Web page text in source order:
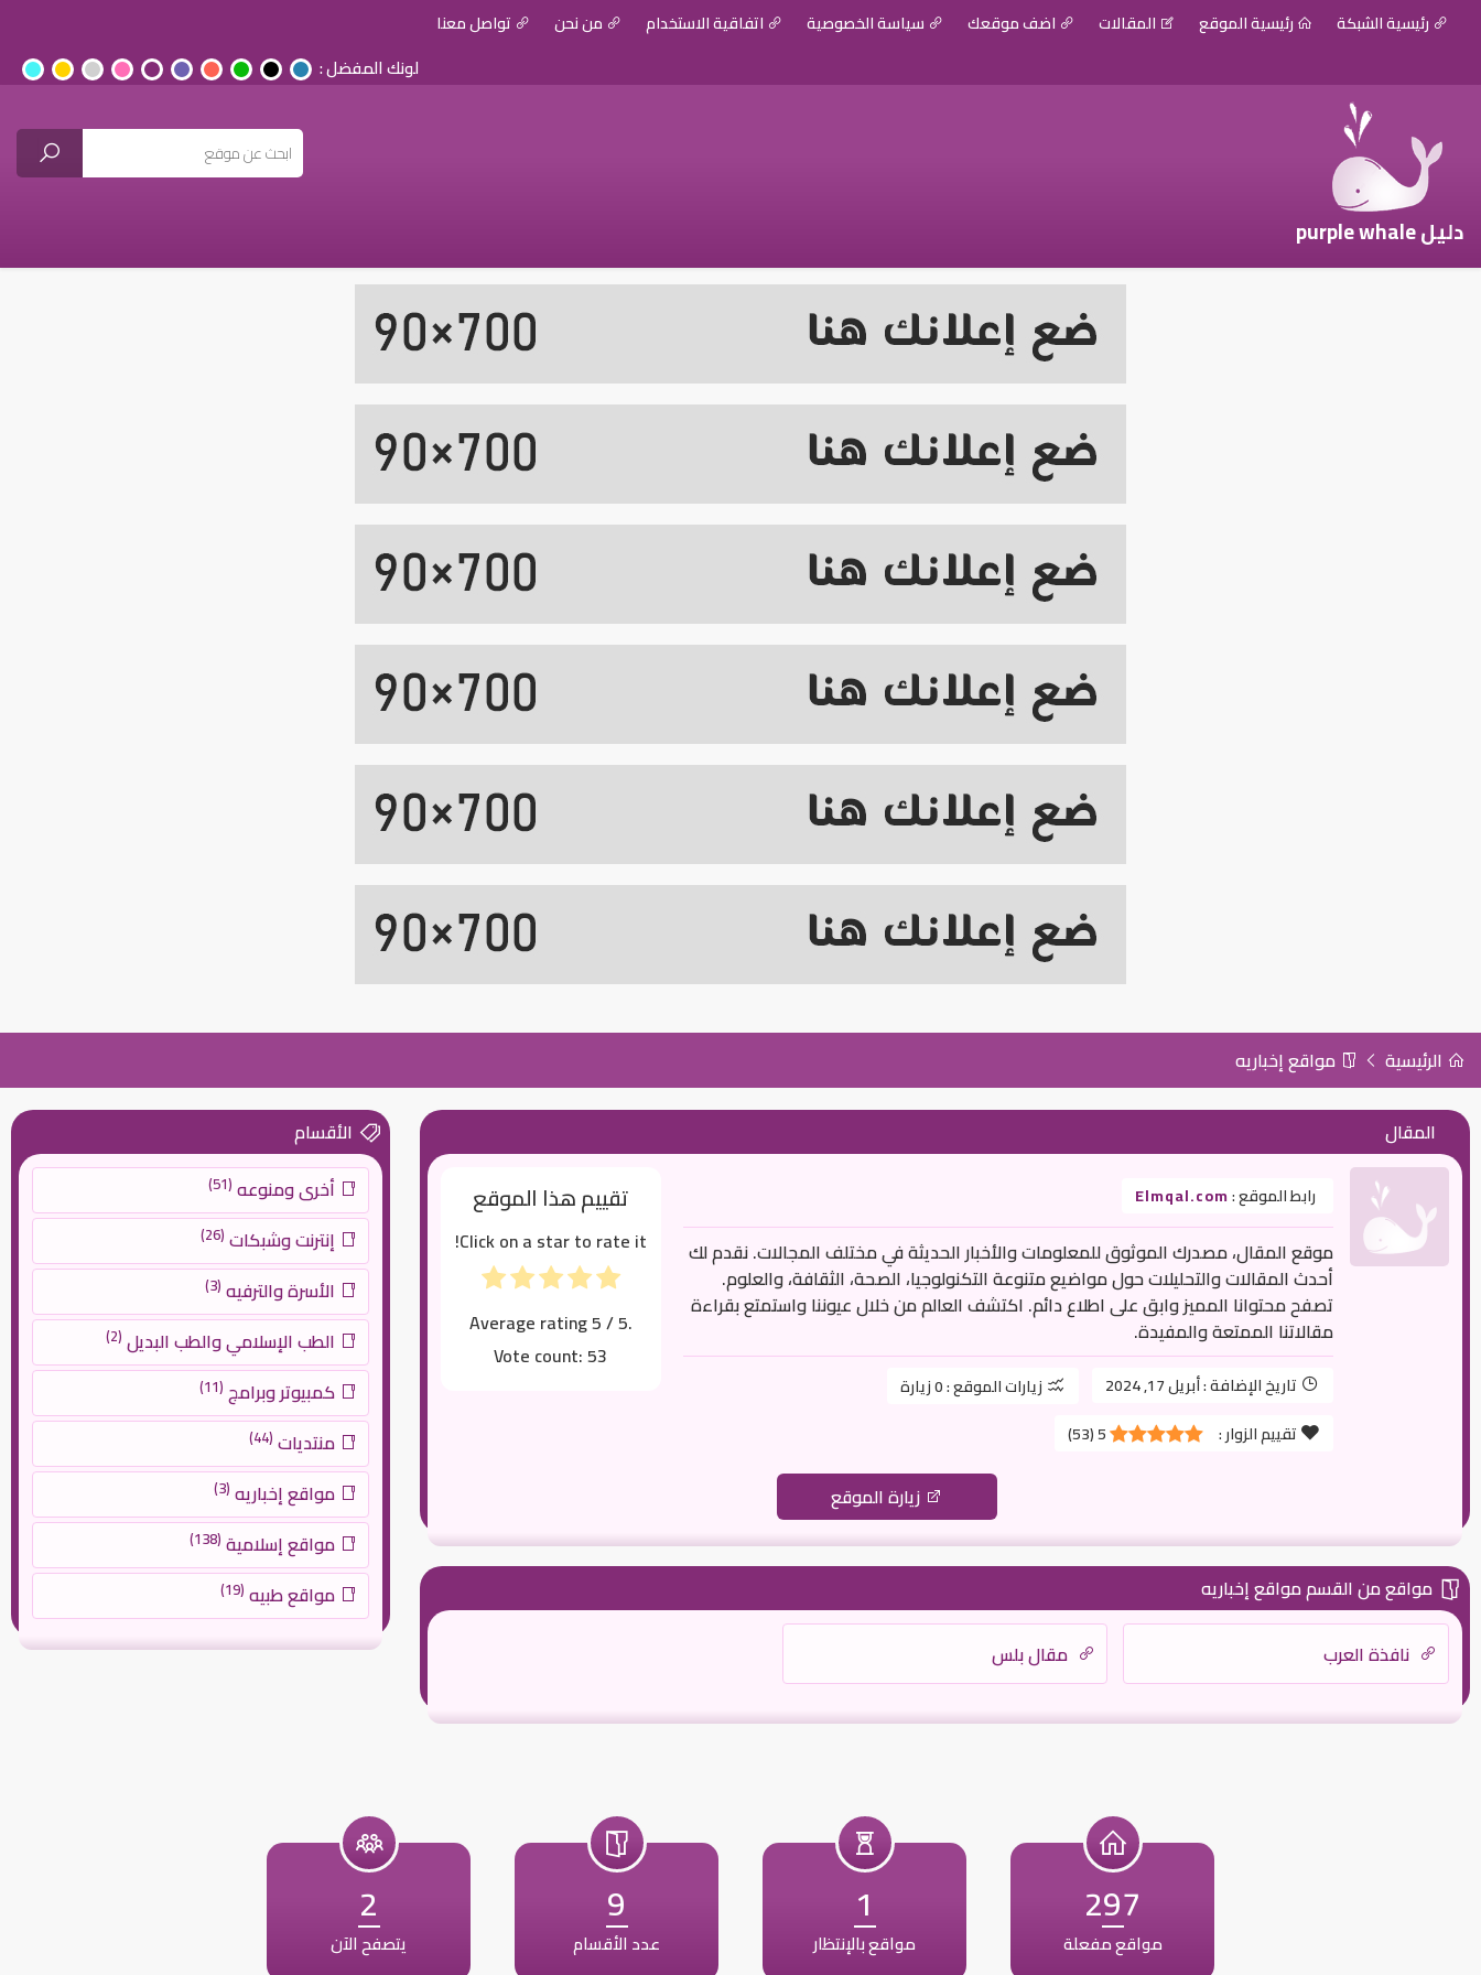
رئيسية الشبكة رئيسية الموقع المقالات اضف موقعك سياسة الخصوصية اتفاقية الاستخدام من نحن تواصل معنا
لونك المفضل :
دليل purple whale
الرئيسية مواقع إخباريه
المقال
رابط الموقع :Elmqal.com
موقع المقال، مصدرك الموثوق للمعلومات والأخبار الحديثة في مختلف المجالات. نقدم لك
أحدث المقالات والتحليلات حول مواضيع متنوعة التكنولوجيا، الصحة، الثقافة، والعلوم.
تصفح محتوانا المميز وابق على اطلاع دائم. اكتشف العالم من خلال عيوننا واستمتع بقراءة
مقالاتنا الممتعة والمفيدة.
تاريخ الإضافة :أبريل 17, 2024 زيارات الموقع :0 زيارة
تقييم الزوار :
5
(
53
)
تقييم هذا الموقع
Click on a star to rate it!
Average rating5/ 5.
Vote count:53
زيارة الموقع
مواقع من القسم مواقع إخباريه
نافذة العرب
مقال بلس
الأقسام
أخرى ومنوعه (51)
إنترنت وشبكات (26)
الأسرة والترفيه (3)
الطب الإسلامي والطب البديل (2)
كمبيوتر وبرامج (11)
منتديات (44)
مواقع إخباريه (3)
مواقع إسلامية (138)
مواقع طبيه (19)
297
مواقع مفعلة
1
مواقع بالإنتظار
9
عدد الأقسام
2
يتصفح الآن